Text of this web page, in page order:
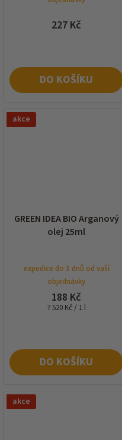
227 Kč
DO KOŠÍKU
akce
GREEN IDEA BIO Arganový
olej 25ml
expedice do 3 dnů od vaší
objednávky
188 Kč
Měrná
7 520 Kč / 1 l
DO KOŠÍKU
akce